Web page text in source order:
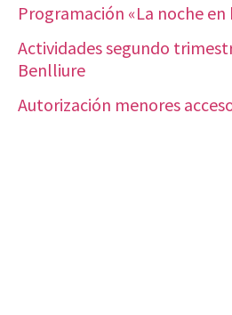
Programación «La noche en
Actividades segundo
Benlliure
Autorización menores